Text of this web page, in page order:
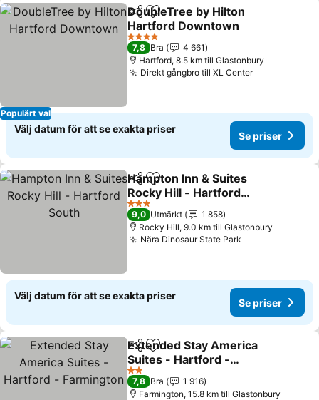
Populärt val
Dela Lägg till i Mina Favoriter
DoubleTree by Hilton
Hartford Downtown
4 Stjärnor
7,8 Bra
4 661
Hartford, 8.5 km till Glastonbury
Direkt gångbro till XL Center
Välj datum för att se exakta priser
Se priser
Dela Lägg till i Mina Favoriter
Hampton Inn & Suites
Rocky Hill - Hartford
South
3 Stjärnor
9,0 Utmärkt
1 858
Rocky Hill, 9.0 km till Glastonbury
Nära Dinosaur State Park
Välj datum för att se exakta priser
Se priser
Dela Lägg till i Mina Favoriter
Extended Stay America
Suites - Hartford -
Farmington
2 Stjärnor
7,8 Bra
1 916
Farmington, 15.8 km till Glastonbury